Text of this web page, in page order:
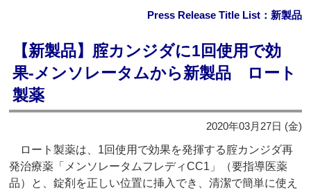
Press Release Title List：新製品
【新製品】腟カンジダに1回使用で効
果‐メンソレータムから新製品 ロート
製薬
2020年03月27日 (金)
ロート製薬は、1回使用で効果を発揮する腟カンジダ再
発治療薬「メンソレータムフレディCC1」（要指導医薬
品）と、錠剤を正しい位置に挿入でき、清潔で簡単に使え